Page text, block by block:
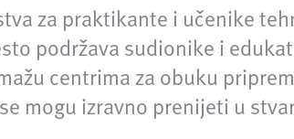
za praktikante i učenike
podržava sudionike i
centrima za obuku
mogu izravno prenijeti u